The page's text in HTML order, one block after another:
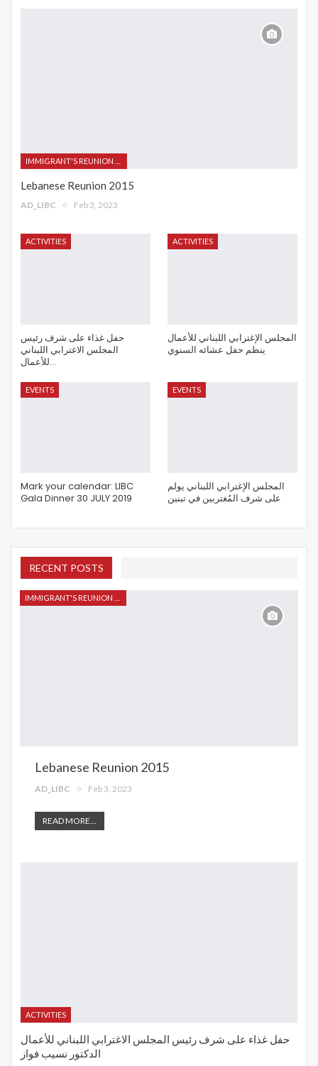
Lebanese Reunion 2015
AD_LIBC Feb 3, 2023
ACTIVITIES
حفل غذاء على شرف رئيس
المجلس الاغترابي اللبناني
للأعمال…
ACTIVITIES
المجلس الإغترابي اللبناني للأعمال
ينظم حفل عشائه السنوي
EVENTS
Mark your calendar: LIBC
Gala Dinner 30 JULY 2019
EVENTS
المجلس الإغترابي اللبناني يولم
على شرف المُغتربين في تبنين
RECENT POSTS
Lebanese Reunion 2015
AD_LIBC Feb 3, 2023
READ MORE...
ACTIVITIES
حفل غذاء على شرف رئيس المجلس الاغترابي اللبناني للأعمال
الدكتور نسيب فواز